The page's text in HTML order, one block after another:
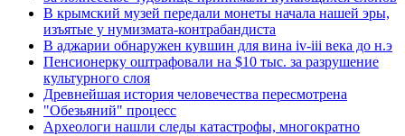
В крымский музей передали монеты начала нашей эры,
изъятые у нумизмата-контрабандиста
В аджарии обнаружен кувшин для вина iv-iii века до н.э
Пенсионерку оштрафовали на $10 тыс. за разрушение
культурного слоя
Древнейшая история человечества пересмотрена
"Обезьяний" процесс
Археологи нашли следы катастрофы, многократно